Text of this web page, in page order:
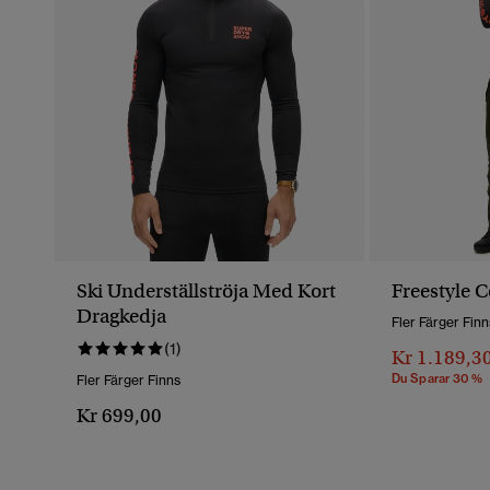
Ski Underställströja Med Kort
Dragkedja
(1)
Fler Färger Finns
Kr 699,00
Freestyle
Fler Färger
Kr
Du Sparar 30 %